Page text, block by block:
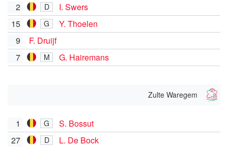
2 D
I. Swers
15
G
Y. Thoelen
9
F. Druijf
7
M G. Hairemans
Zulte Waregem
1 G
S. Bossut
27
D
L. De Bock